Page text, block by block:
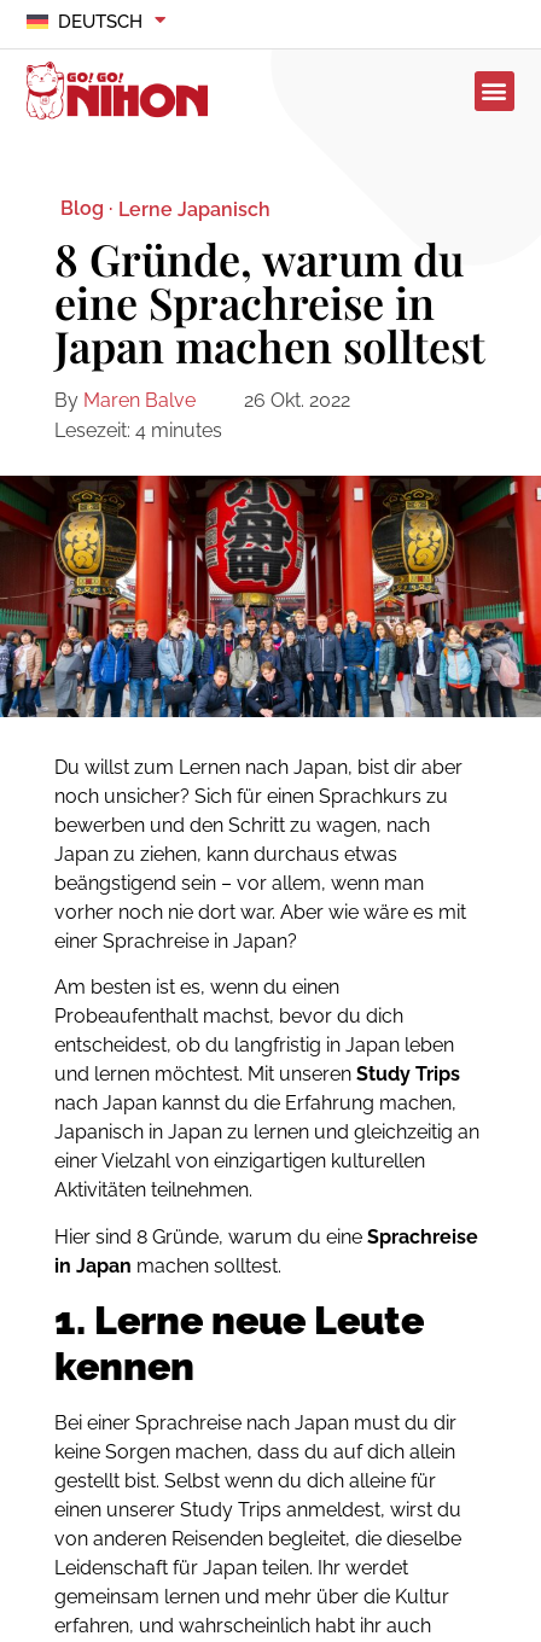
DEUTSCH
Blog · Lerne Japanisch
8 Gründe, warum du
eine Sprachreise in
Japan machen solltest
By Maren Balve
26 Okt. 2022
Lesezeit: 4 minutes
Du willst zum Lernen nach Japan, bist dir aber
noch unsicher? Sich für einen Sprachkurs zu
bewerben und den Schritt zu wagen, nach
Japan zu ziehen, kann durchaus etwas
beängstigend sein – vor allem, wenn man
vorher noch nie dort war. Aber wie wäre es mit
einer Sprachreise in Japan?
Am besten ist es, wenn du einen
Probeaufenthalt machst, bevor du dich
entscheidest, ob du langfristig in Japan leben
und lernen möchtest. Mit unseren Study Trips
nach Japan kannst du die Erfahrung machen,
Japanisch in Japan zu lernen und gleichzeitig an
einer Vielzahl von einzigartigen kulturellen
Aktivitäten teilnehmen.
Hier sind 8 Gründe, warum du eine Sprachreise
in Japan machen solltest.
1. Lerne neue Leute
kennen
Bei einer Sprachreise nach Japan must du dir
keine Sorgen machen, dass du auf dich allein
gestellt bist. Selbst wenn du dich alleine für
einen unserer Study Trips anmeldest, wirst du
von anderen Reisenden begleitet, die dieselbe
Leidenschaft für Japan teilen. Ihr werdet
gemeinsam lernen und mehr über die Kultur
erfahren, und wahrscheinlich habt ihr auch